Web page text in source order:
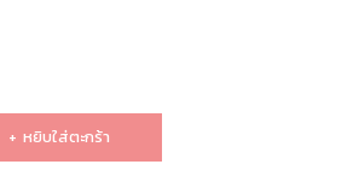
หยิบใส่ตะกร้า